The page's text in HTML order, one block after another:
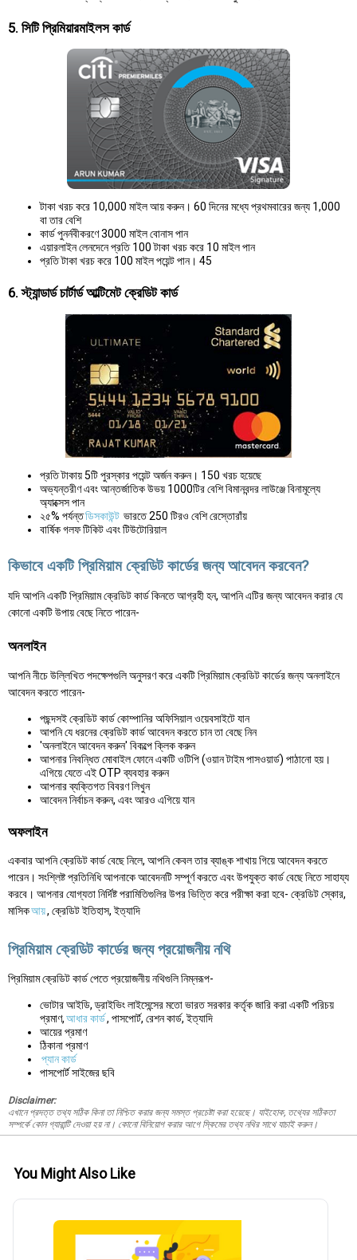
5. সিটি প্রিমিয়ারমাইলস কার্ড
টাকা খরচ করে 10,000 মাইল আয় করুন। 60 দিনের মধ্যে প্রথমবারের জন্য 1,000
বা তার বেশি
কার্ড পুনর্নবীকরণে 3000 মাইল বোনাস পান
এয়ারলাইন লেনদেনে প্রতি 100 টাকা খরচ করে 10 মাইল পান
প্রতি টাকা খরচ করে 100 মাইল পয়েন্ট পান। 45
6. স্ট্যান্ডার্ড চার্টার্ড আল্টিমেট ক্রেডিট কার্ড
প্রতি টাকায় 5টি পুরস্কার পয়েন্ট অর্জন করুন। 150 খরচ হয়েছে
অভ্যন্তরীণ এবং আন্তর্জাতিক উভয় 1000টির বেশি বিমানবন্দর লাউঞ্জে বিনামূল্যে
অ্যাক্সেস পান
২৫% পর্যন্তডিসকাউন্ট ভারতে 250 টিরও বেশি রেস্তোরাঁয়
বার্ষিক গলফ টিকিট এবং টিউটোরিয়াল
কিভাবে একটি প্রিমিয়াম ক্রেডিট কার্ডের জন্য আবেদন করবেন?
যদি আপনি একটি প্রিমিয়াম ক্রেডিট কার্ড কিনতে আগ্রহী হন, আপনি এটির জন্য আবেদন করার যে
কোনো একটি উপায় বেছে নিতে পারেন-
অনলাইন
আপনি নীচে উল্লিখিত পদক্ষেপগুলি অনুসরণ করে একটি প্রিমিয়াম ক্রেডিট কার্ডের জন্য অনলাইনে
আবেদন করতে পারেন-
পছন্দসই ক্রেডিট কার্ড কোম্পানির অফিসিয়াল ওয়েবসাইটে যান
আপনি যে ধরনের ক্রেডিট কার্ড আবেদন করতে চান তা বেছে নিন
'অনলাইনে আবেদন করুন' বিকল্পে ক্লিক করুন
আপনার নিবন্ধিত মোবাইল ফোনে একটি ওটিপি (ওয়ান টাইম পাসওয়ার্ড) পাঠানো হয়।
এগিয়ে যেতে এই OTP ব্যবহার করুন
আপনার ব্যক্তিগত বিবরণ লিখুন
আবেদন নির্বাচন করুন, এবং আরও এগিয়ে যান
অফলাইন
একবার আপনি ক্রেডিট কার্ড বেছে নিলে, আপনি কেবল তার ব্যাঙ্ক শাখায় গিয়ে আবেদন করতে
পারেন। সংশ্লিষ্ট প্রতিনিধি আপনাকে আবেদনটি সম্পূর্ণ করতে এবং উপযুক্ত কার্ড বেছে নিতে সাহায্য
করবে। আপনার যোগ্যতা নির্দিষ্ট পরামিতিগুলির উপর ভিত্তি করে পরীক্ষা করা হবে- ক্রেডিট স্কোর,
মাসিকআয়, ক্রেডিট ইতিহাস, ইত্যাদি
প্রিমিয়াম ক্রেডিট কার্ডের জন্য প্রয়োজনীয় নথি
প্রিমিয়াম ক্রেডিট কার্ড পেতে প্রয়োজনীয় নথিগুলি নিম্নরূপ-
ভোটার আইডি, ড্রাইভিং লাইসেন্সের মতো ভারত সরকার কর্তৃক জারি করা একটি পরিচয়
প্রমাণ,আধার কার্ড, পাসপোর্ট, রেশন কার্ড, ইত্যাদি
আয়ের প্রমাণ
ঠিকানা প্রমাণ
প্যান কার্ড
পাসপোর্ট সাইজের ছবি
Disclaimer:
এখানে প্রদত্ত তথ্য সঠিক কিনা তা নিশ্চিত করার জন্য সমস্ত প্রচেষ্টা করা হয়েছে। যাইহোক, তথ্যের সঠিকতা
সম্পর্কে কোন গ্যারান্টি দেওয়া হয় না। কোনো বিনিয়োগ করার আগে স্কিমের তথ্য নথির সাথে যাচাই করুন।
You Might Also Like